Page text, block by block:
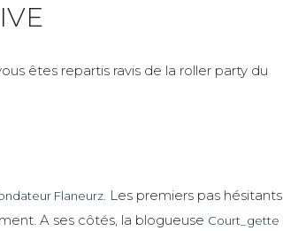
êtes repartis ravis de la roller party du
Flaneurz. Les premiers pas hésitants
A ses côtés, la blogueuse Court_gette